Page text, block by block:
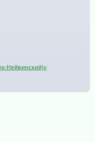
Нейвинский)»